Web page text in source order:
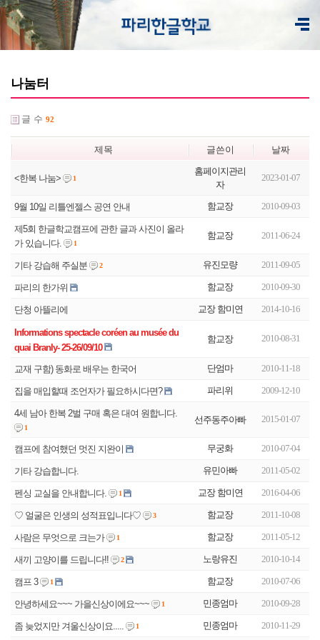
나눔터
글 수 92
제목 글쓴이 날짜
<한복 나눔> 1
홈페이지관리
자
2023-01-07
함교장 2010-09-03
제5회 한글학교캠프에 관한 글과 사진이 올라
가 있습니다.
1
함교장 2011-06-24
기타 강습해 주실분 2 유진모량 2011-09-05
파리의 한가위 함교장 2010-09-30
단청 아뜰리에 교장 함미연 2014-10-16
Informations spectacle coréen au musée du
함교장 2010-08-31
교재 구함) 동화로 배우는 한국어 단엄마 2010-11-18
집을 매입할때 조언자가 필요하시다면? 파리위 2009-12-10
4세 남아 한복 2벌 구매 혹은 대여 원합니다.
1
선주동주아빠 2015-01-07
캠프에 참여했던 멋진 지완이 무궁화 2010-07-04
기타 강습합니다. 유민아빠 2011-05-02
펜싱 교실을 안내합니다. 1 교장 함미연 2016-04-06
♡ 얼굴은 인생의 성적표입니다♡ 3 함교장 2011-10-08
사람은 무엇으로 크는가 1 함교장 2011-05-12
새끼 고양이를 드립니다!! 2 노랑유진 2010-10-14
캠프 3 1 함교장 2010-07-06
안녕하세요~~~ 가을신상이에요~~~ 1 민종엄마 2010-09-28
좀 늦었지만 겨울신상이요..... 1 민종엄마 2010-11-29